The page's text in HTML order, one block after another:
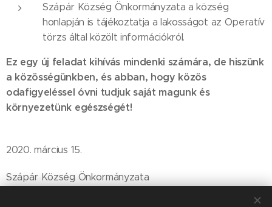
Szápár Község Önkormányzata a község
honlapján is tájékoztatja a lakosságot az Operatív
törzs által közölt információkról.
Ez egy új feladat kihívás mindenki számára, de hiszünk
a közösségünkben, és abban, hogy közös
odafigyeléssel óvni tudjuk saját magunk és
környezetünk egészségét!
2020. március 15.
Szápár Község Önkormányzata